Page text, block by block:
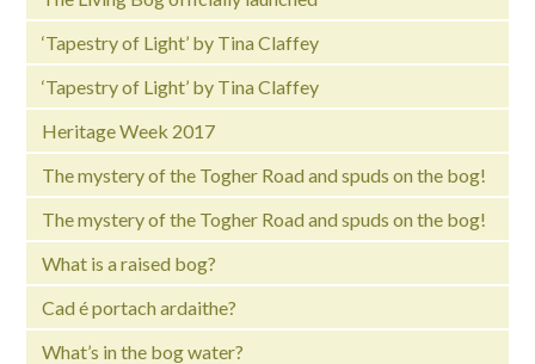
‘Tapestry of Light’ by Tina Claffey
‘Tapestry of Light’ by Tina Claffey
Heritage Week 2017
The mystery of the Togher Road and spuds on the bog!
The mystery of the Togher Road and spuds on the bog!
What is a raised bog?
Cad é portach ardaithe?
What’s in the bog water?